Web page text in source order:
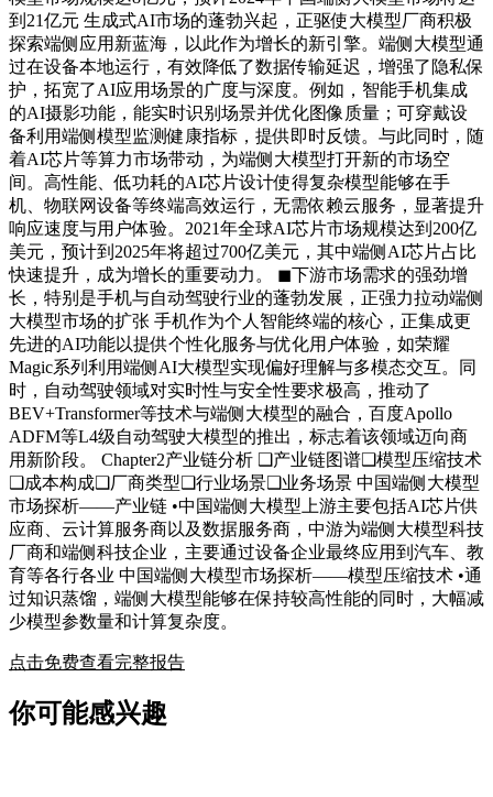
到21亿元 生成式AI市场的蓬勃兴起，正驱使大模型厂商积极
探索端侧应用新蓝海，以此作为增长的新引擎。端侧大模型通
过在设备本地运行，有效降低了数据传输延迟，增强了隐私保
护，拓宽了AI应用场景的广度与深度。例如，智能手机集成
的AI摄影功能，能实时识别场景并优化图像质量；可穿戴设
备利用端侧模型监测健康指标，提供即时反馈。与此同时，随
着AI芯片等算力市场带动，为端侧大模型打开新的市场空
间。高性能、低功耗的AI芯片设计使得复杂模型能够在手
机、物联网设备等终端高效运行，无需依赖云服务，显著提升
响应速度与用户体验。2021年全球AI芯片市场规模达到200亿
美元，预计到2025年将超过700亿美元，其中端侧AI芯片占比
快速提升，成为增长的重要动力。 ◼下游市场需求的强劲增
长，特别是手机与自动驾驶行业的蓬勃发展，正强力拉动端侧
大模型市场的扩张 手机作为个人智能终端的核心，正集成更
先进的AI功能以提供个性化服务与优化用户体验，如荣耀
Magic系列利用端侧AI大模型实现偏好理解与多模态交互。同
时，自动驾驶领域对实时性与安全性要求极高，推动了
BEV+Transformer等技术与端侧大模型的融合，百度Apollo
ADFM等L4级自动驾驶大模型的推出，标志着该领域迈向商
用新阶段。 Chapter2产业链分析 ❑产业链图谱❑模型压缩技术
❑成本构成❑厂商类型❑行业场景❑业务场景 中国端侧大模型
市场探析——产业链 •中国端侧大模型上游主要包括AI芯片供
应商、云计算服务商以及数据服务商，中游为端侧大模型科技
厂商和端侧科技企业，主要通过设备企业最终应用到汽车、教
育等各行各业 中国端侧大模型市场探析——模型压缩技术 •通
过知识蒸馏，端侧大模型能够在保持较高性能的同时，大幅减
少模型参数量和计算复杂度。
点击免费查看完整报告
你可能感兴趣